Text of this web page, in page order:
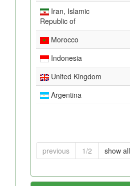
Iran, Islamic
Republic of
Morocco
Indonesia
United Kingdom
Argentina
previous 1/2 show all